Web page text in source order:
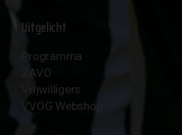
Uitgelicht
Programma
ZAVO
Vrijwilligers
VVOG Webshop